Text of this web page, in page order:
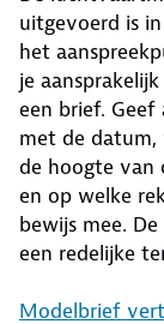
uitgevoerd is
het
je
een brief.
met de
de hoogte van
en op welke
bewijs mee.
een redelijke
Modelbrief